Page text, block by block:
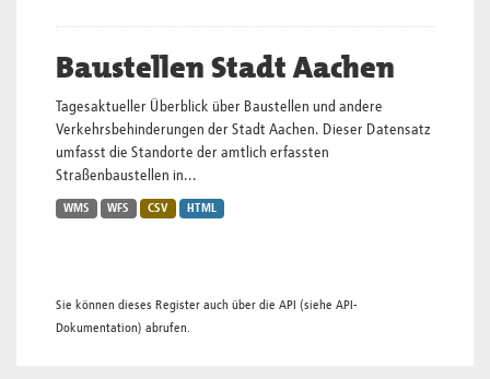
Baustellen Stadt Aachen
Tagesaktueller Überblick über Baustellen und andere
Verkehrsbehinderungen der Stadt Aachen. Dieser Datensatz
umfasst die Standorte der amtlich erfassten
Straßenbaustellen in...
WMS WFS CSV HTML
Sie können dieses Register auch über die API (siehe API-
Dokumentation) abrufen.